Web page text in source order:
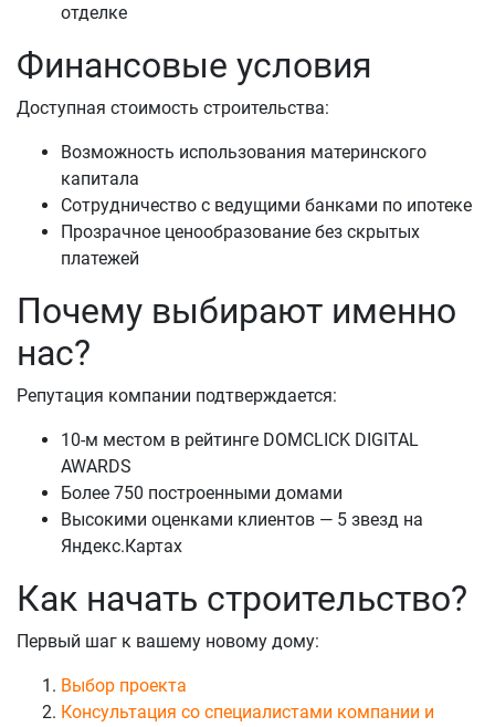
отделке
Финансовые условия
Доступная стоимость строительства:
Возможность использования материнского
капитала
Сотрудничество с ведущими банками по ипотеке
Прозрачное ценообразование без скрытых
платежей
Почему выбирают именно
нас?
Репутация компании подтверждается:
10-м местом в рейтинге DOMCLICK DIGITAL
AWARDS
Более 750 построенными домами
Высокими оценками клиентов — 5 звезд на
Яндекс.Картах
Как начать строительство?
Первый шаг к вашему новому дому:
Выбор проекта
Консультация со специалистами компании и